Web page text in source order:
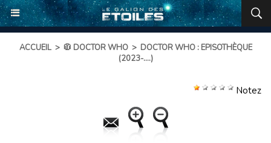
ACCUEIL > 🧥 DOCTOR WHO > DOCTOR WHO : EPISOTHÈQUE
(2023-....)
Notez